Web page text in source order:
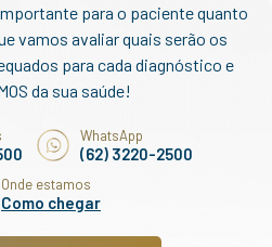
para o paciente quanto
vamos avaliar quais serão os
para cada diagnóstico e
da sua saúde!
WhatsApp
(62) 3220-2500
Onde estamos
Como chegar